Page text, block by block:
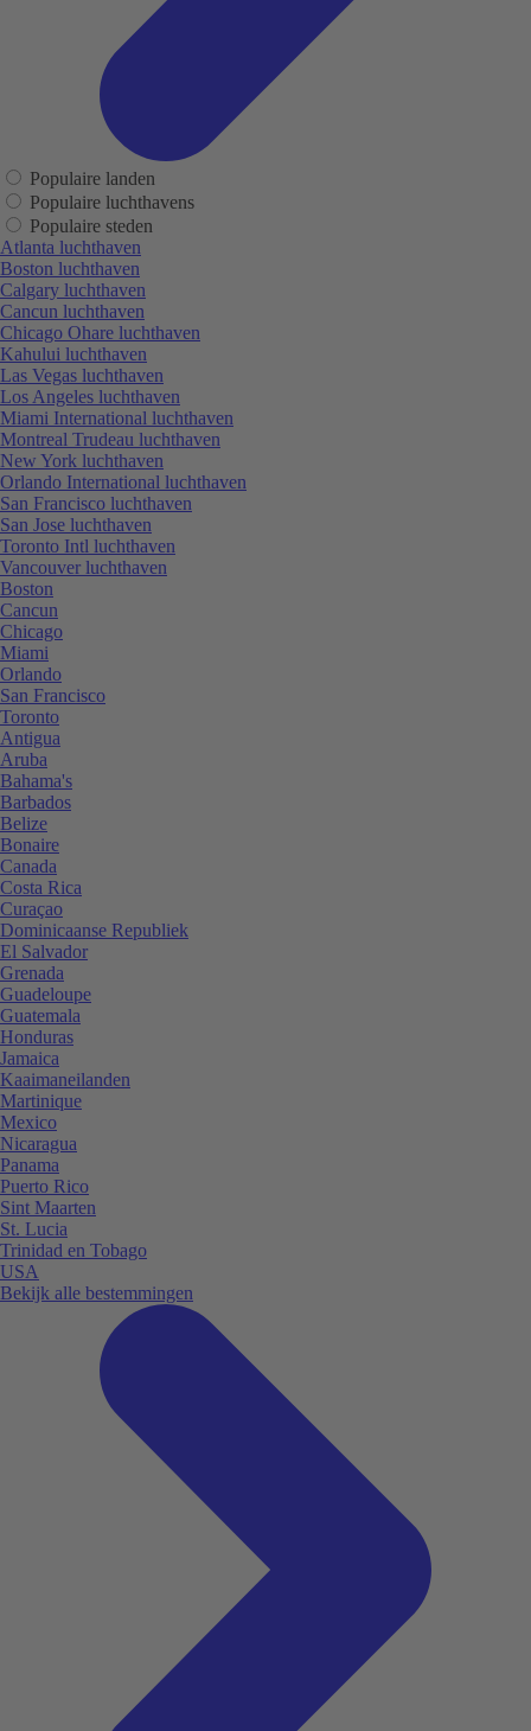
Populaire landen
Populaire luchthavens
Populaire steden
Atlanta luchthaven
Boston luchthaven
Calgary luchthaven
Cancun luchthaven
Chicago Ohare luchthaven
Kahului luchthaven
Las Vegas luchthaven
Los Angeles luchthaven
Miami International luchthaven
Montreal Trudeau luchthaven
New York luchthaven
Orlando International luchthaven
San Francisco luchthaven
San Jose luchthaven
Toronto Intl luchthaven
Vancouver luchthaven
Boston
Cancun
Chicago
Miami
Orlando
San Francisco
Toronto
Antigua
Aruba
Bahama's
Barbados
Belize
Bonaire
Canada
Costa Rica
Curaçao
Dominicaanse Republiek
El Salvador
Grenada
Guadeloupe
Guatemala
Honduras
Jamaica
Kaaimaneilanden
Martinique
Mexico
Nicaragua
Panama
Puerto Rico
Sint Maarten
St. Lucia
Trinidad en Tobago
USA
Bekijk alle bestemmingen